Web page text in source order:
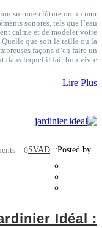
sur une clôture ou un mur
sonores, tels que l’eau
calme et de modeler votre
Quelle que soit la taille ou la
façons d’en faire un
dans lequel il fait bon vivre,
Lire Plus
Posted by:
SVAD
0 Comments
Idéal :